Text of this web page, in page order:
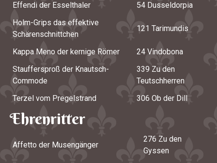
Effendi der Esselthaler
54 Dusseldorpia
Holm-Grips das effektive
Schärenschnittchen
121 Tarimundis
Kappa Meno der kernige Römer
24 Vindobona
Stauffersproß der Knautsch-
Commode
339 Zu den
Teutschherren
Terzel vom Pregelstrand
306 Ob der Dill
Ehrenritter
Affetto der Musengänger
276 Zu den
Gyssen